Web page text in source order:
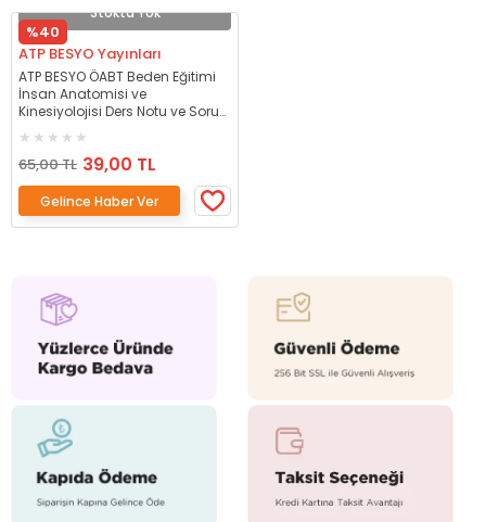
Stokta Yok
%40
ATP BESYO Yayınları
ATP BESYO ÖABT Beden Eğitimi
İnsan Anatomisi ve
Kinesiyolojisi Ders Notu ve Soru
Özbölgili ATP BESYO Yayınları
65,00 TL 39,00 TL
Gelince Haber Ver